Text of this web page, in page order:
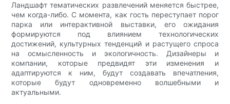
Ландшафт тематических развлечений меняется быстрее,
чем когда-либо. С момента, как гость переступает порог
парка или интерактивной выставки, его ожидания
формируются под влиянием технологических
достижений, культурных тенденций и растущего спроса
на осмысленность и экологичность. Дизайнеры и
компании, которые предвидят эти изменения и
адаптируются к ним, будут создавать впечатления,
которые будут одновременно волшебными и
актуальными.